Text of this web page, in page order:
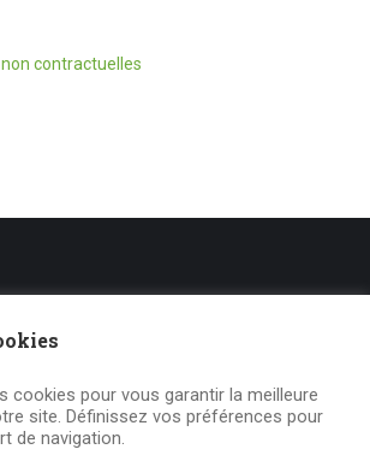
contractuelles
des cookies
cookies pour vous garantir la meilleure
site. Définissez vos préférences pour
de navigation.